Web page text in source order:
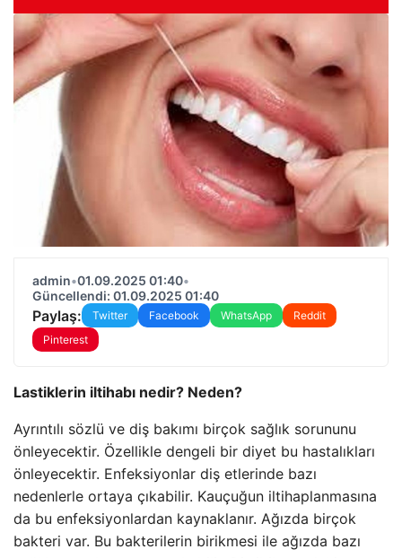
admin•01.09.2025 01:40•
Güncellendi: 01.09.2025 01:40
Paylaş: Twitter Facebook WhatsApp
Reddit
Pinterest
Lastiklerin iltihabı nedir? Neden?
Ayrıntılı sözlü ve diş bakımı birçok sağlık sorununu
önleyecektir. Özellikle dengeli bir diyet bu hastalıkları
önleyecektir. Enfeksiyonlar diş etlerinde bazı
nedenlerle ortaya çıkabilir. Kauçuğun iltihaplanmasına
da bu enfeksiyonlardan kaynaklanır. Ağızda birçok
bakteri var. Bu bakterilerin birikmesi ile ağızda bazı